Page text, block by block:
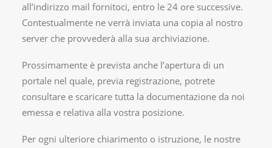
all’indirizzo mail fornitoci, entro le 24 ore successive.
Contestualmente ne verrà inviata una copia al nostro
server che provvederà alla sua archiviazione.
Prossimamente è prevista anche l’apertura di un
portale nel quale, previa registrazione, potrete
consultare e scaricare tutta la documentazione da noi
emessa e relativa alla vostra posizione.
Per ogni ulteriore chiarimento o istruzione, le nostre